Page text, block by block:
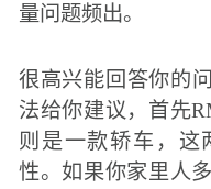
量问题频出。
很高兴能回答你的
法给你建议，首先
则是一款轿车，这
性。如果你家里人